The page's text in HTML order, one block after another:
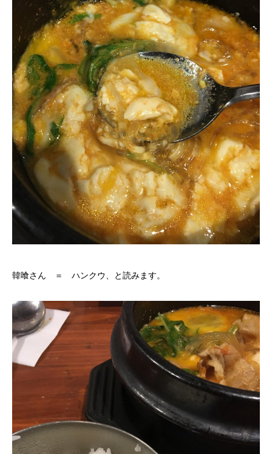
韓喰さん ＝ ハンクウ、と読みます。